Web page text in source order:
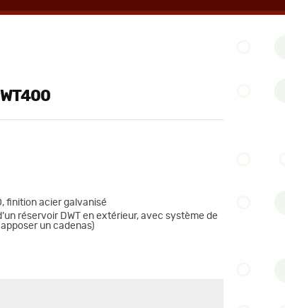
finition acier galvanisé
réservoir DWT en extérieur, avec système de
un cadenas)